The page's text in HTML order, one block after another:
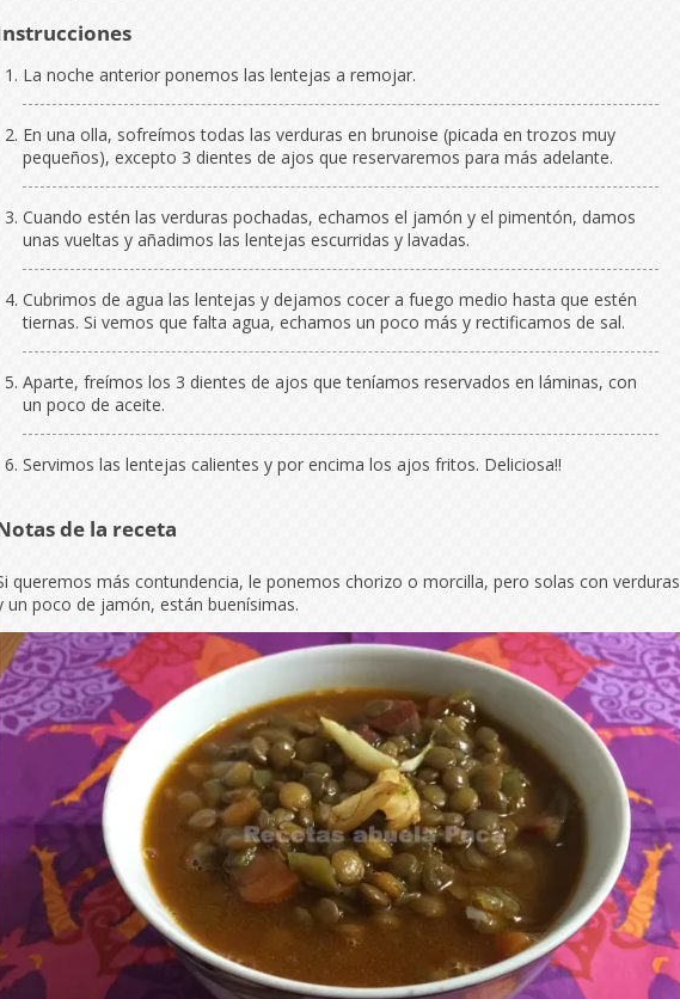
La noche anterior ponemos las lentejas a remojar.
En una olla, sofreímos todas las verduras en brunoise (picada en trozos muy
pequeños), excepto 3 dientes de ajos que reservaremos para más adelante.
Cuando estén las verduras pochadas, echamos el jamón y el pimentón, damos
unas vueltas y añadimos las lentejas escurridas y lavadas.
Cubrimos de agua las lentejas y dejamos cocer a fuego medio hasta que estén
tiernas. Si vemos que falta agua, echamos un poco más y rectificamos de sal.
Aparte, freímos los 3 dientes de ajos que teníamos reservados en láminas, con
un poco de aceite.
Servimos las lentejas calientes y por encima los ajos fritos. Deliciosa!!
de la receta
queremos más contundencia, le ponemos chorizo o morcilla, pero solas con verduras
un poco de jamón, están buenísimas.